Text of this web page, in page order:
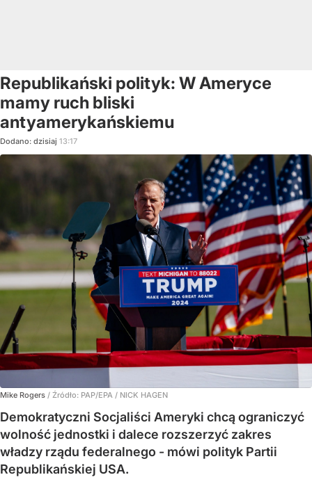
Republikański polityk: W Ameryce
mamy ruch bliski
antyamerykańskiemu
Dodano: dzisiaj 13:17
Mike Rogers / Źródło: PAP/EPA / NICK HAGEN
Demokratyczni Socjaliści Ameryki chcą ograniczyć
wolność jednostki i dalece rozszerzyć zakres
władzy rządu federalnego - mówi polityk Partii
Republikańskiej USA.